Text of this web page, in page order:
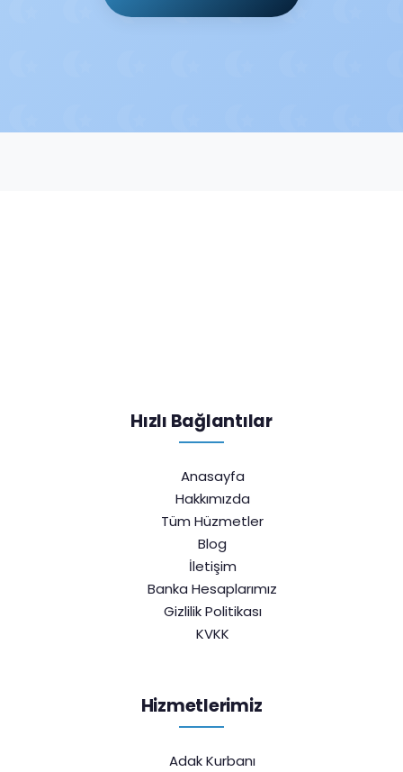
Hızlı Bağlantılar
Anasayfa
Hakkımızda
Tüm Hüzmetler
Blog
İletişim
Banka Hesaplarımız
Gizlilik Politikası
KVKK
Hizmetlerimiz
Adak Kurbanı